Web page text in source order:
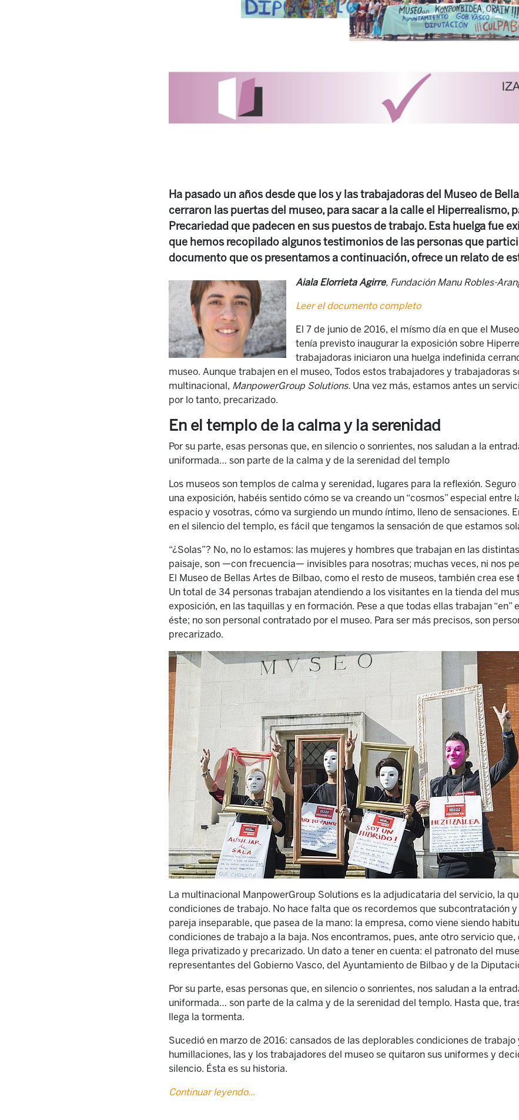
Ha pasado un años desde que los y las trabajadoras del Museo de
cerraron las puertas del museo, para sacar a la calle el Hiperrealismo,
Precariedad que padecen en sus puestos de trabajo. Esta huelga fue
que hemos recopilado algunos testimonios de las personas que
documento que os presentamos a continuación, ofrece un relato de
Aiala Elorrieta Agirre, Fundación Manu Robles-
Leer el documento completo
El 7 de junio de 2016, el mísmo día en que el
tenía previsto inaugurar la exposición sobre
trabajadoras iniciaron una huelga indefinida
museo. Aunque trabajen en el museo, Todos estos trabajadores y trabajadoras
multinacional, ManpowerGroup Solutions. Una vez más, estamos antes un
por lo tanto, precarizado.
En el templo de la calma y la serenidad
Por su parte, esas personas que, en silencio o sonrientes, nos saludan a la
uniformada… son parte de la calma y de la serenidad del templo
Los museos son templos de calma y serenidad, lugares para la reflexión.
una exposición, habéis sentido cómo se va creando un “cosmos” especial entre
espacio y vosotras, cómo va surgiendo un mundo íntimo, lleno de sensaciones.
en el silencio del templo, es fácil que tengamos la sensación de que estamos
“¿Solas”? No, no lo estamos: las mujeres y hombres que trabajan en las
paisaje, son —con frecuencia— invisibles para nosotras; muchas veces, ni nos
El Museo de Bellas Artes de Bilbao, como el resto de museos, también crea
Un total de 34 personas trabajan atendiendo a los visitantes en la tienda del
exposición, en las taquillas y en formación. Pese a que todas ellas trabajan “en”
éste; no son personal contratado por el museo. Para ser más precisos, son
precarizado.
La multinacional ManpowerGroup Solutions es la adjudicataria del servicio, la
condiciones de trabajo. No hace falta que os recordemos que subcontratación
pareja inseparable, que pasea de la mano: la empresa, como viene siendo
condiciones de trabajo a la baja. Nos encontramos, pues, ante otro servicio
llega privatizado y precarizado. Un dato a tener en cuenta: el patronato del
representantes del Gobierno Vasco, del Ayuntamiento de Bilbao y de la
Por su parte, esas personas que, en silencio o sonrientes, nos saludan a la
uniformada… son parte de la calma y de la serenidad del templo. Hasta que,
llega la tormenta.
Sucedió en marzo de 2016: cansados de las deplorables condiciones de trabajo
humillaciones, las y los trabajadores del museo se quitaron sus uniformes y
silencio. Ésta es su historia.
Continuar leyendo...